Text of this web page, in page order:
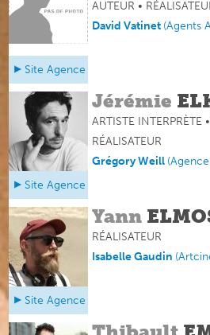
AUTEUR •
David Vatinet (Agents
Site Agence
Jérémie
ARTISTE INTERPRÈTE
RÉALISATEUR
Grégory Weill
Site Agence
Yann
RÉALISATEUR
Isabelle Gaudin (
Site Agence